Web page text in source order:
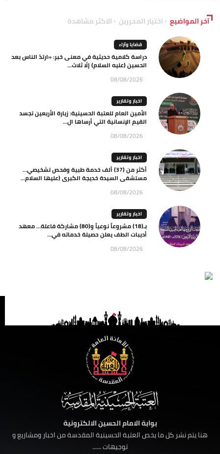
آخر المواضيع اختيار المحررين الاكثر مشاهدة
قضايا وآراء
دراسة كلامية حديثية في معنى خبر: «ارتدّ الناس بعد
الحسين (عليه السلام) إلّا ثلاث...
08/08/2026
اخبار وتقارير
الأمين العام للعتبة الحسينية: زيارة الأربعين تجسد
القيم الإنسانية التي أرساها ال...
08/08/2026
اخبار وتقارير
أكثر من (37) ألف خدمة طبية وفحص تشخيصي…
مستشفى السيدة خديجة الكبرى (عليها السلام...
08/08/2026
اخبار وتقارير
بـ(18) مشروعاً نوعياً و(80) مشاركة فاعلة… معهد
أديبات الطف يعلن حصيلة خدماته في...
08/08/2026
بوابة الامام الحسين الالكترونية
هنا يتم نشر كل ما يخص العتبة الحسينية المقدسة من اخبار ومشاريع و
توجيهات ......